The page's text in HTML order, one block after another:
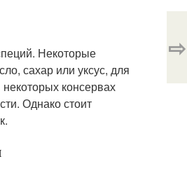
Некоторые
сахар или уксус, для
консервах
Однако стоит
⇨